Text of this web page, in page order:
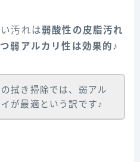
汚れは弱酸性の皮脂汚れ
弱アルカリ性は効果的♪
拭き掃除では、弱アル
が最適という訳です♪